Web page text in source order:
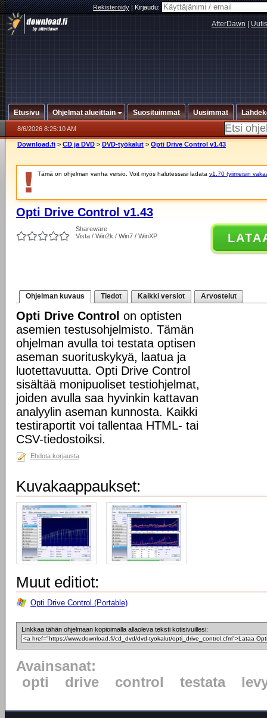
Rekisteröidy|Kirjaudu:
AfterDawn
Etusivu Ohjelmat alueittain Suosituimmat Uusimmat
8/6/2026 8:25:10 AM
Download.fi > CD ja DVD > DVD-työkalut > Opti Drive Control v1.43
Tämä on ohjelman vanha versio. Voit myös halutessasi ladata v1.70 (viimeisin
Opti Drive Control v1.43
Shareware
Vista / Win2k / Win7 / WinXP
Ohjelman kuvaus Tiedot Kaikki versiot Arvostelut
Opti Drive Control on optisten
asemien testusohjelmisto. Tämän
ohjelman avulla toi testata optisen
aseman suorituskykyä, laatua ja
luotettavuutta. Opti Drive Control
sisältää monipuoliset testiohjelmat,
joiden avulla saa hyvinkin kattavan
analyylin aseman kunnosta. Kaikki
testiraportit voi tallentaa HTML- tai
CSV-tiedostoiksi.
Ehdota korjausta
Kuvakaappaukset:
Muut editiot:
Opti Drive Control (Portable)
Linkkaa tähän ohjelmaan kopioimalla allaoleva teksti kotisivuillesi:
Avainsanat:
opti
drive control testata